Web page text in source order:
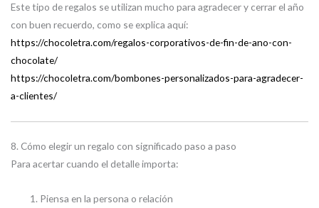
Este tipo de regalos se utilizan mucho para agradecer y cerrar el año
con buen recuerdo, como se explica aquí:
https://chocoletra.com/regalos-corporativos-de-fin-de-ano-con-
chocolate/
https://chocoletra.com/bombones-personalizados-para-agradecer-
a-clientes/
8. Cómo elegir un regalo con significado paso a paso
Para acertar cuando el detalle importa:
Piensa en la persona o relación